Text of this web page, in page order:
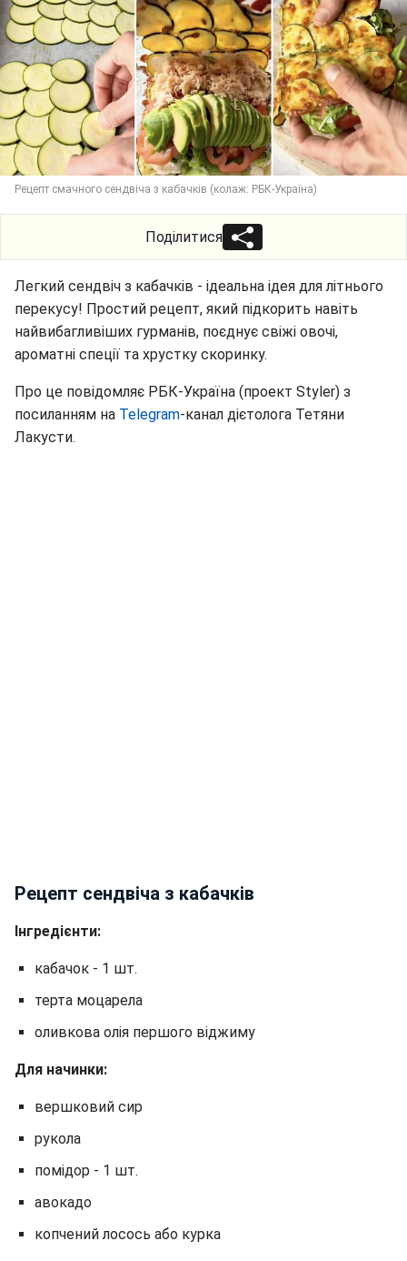
Рецепт смачного сендвіча з кабачків (колаж: РБК-Україна)
Поділитися
Легкий сендвіч з кабачків - ідеальна ідея для літнього
перекусу! Простий рецепт, який підкорить навіть
найвибагливіших гурманів, поєднує свіжі овочі,
ароматні спеції та хрустку скоринку.
Про це повідомляє РБК-Україна (проект Styler) з
посиланням на Telegram-канал дієтолога Тетяни
Лакусти.
Рецепт сендвіча з кабачків
Інгредієнти:
кабачок - 1 шт.
терта моцарела
оливкова олія першого віджиму
Для начинки:
вершковий сир
рукола
помідор - 1 шт.
авокадо
копчений лосось або курка